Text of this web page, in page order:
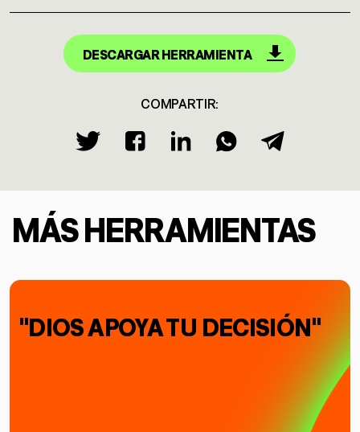
DESCARGAR HERRAMIENTA
COMPARTIR:
MÁS HERRAMIENTAS
"DIOS APOYA TU DECISIÓN"